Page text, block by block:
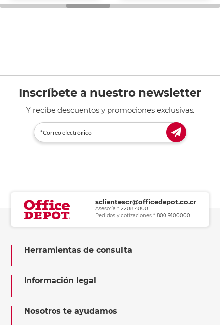
Inscríbete a nuestro newsletter
Y recibe descuentos y promociones exclusivas.
sclientescr@officedepot.co.cr
Asesoría *2208 4000
Pedidos y cotizaciones *800 9100000
Herramientas de consulta
Información legal
Nosotros te ayudamos